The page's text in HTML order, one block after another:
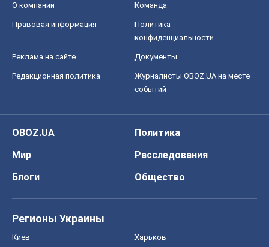
О компании Команда
Правовая информация
Политика
конфиденциальности
Реклама на сайте Документы
Редакционная политика
Журналисты OBOZ.UA на месте
событий
OBOZ.UA
Политика
Мир
Расследования
Блоги
Общество
Регионы Украины
Киев Харьков